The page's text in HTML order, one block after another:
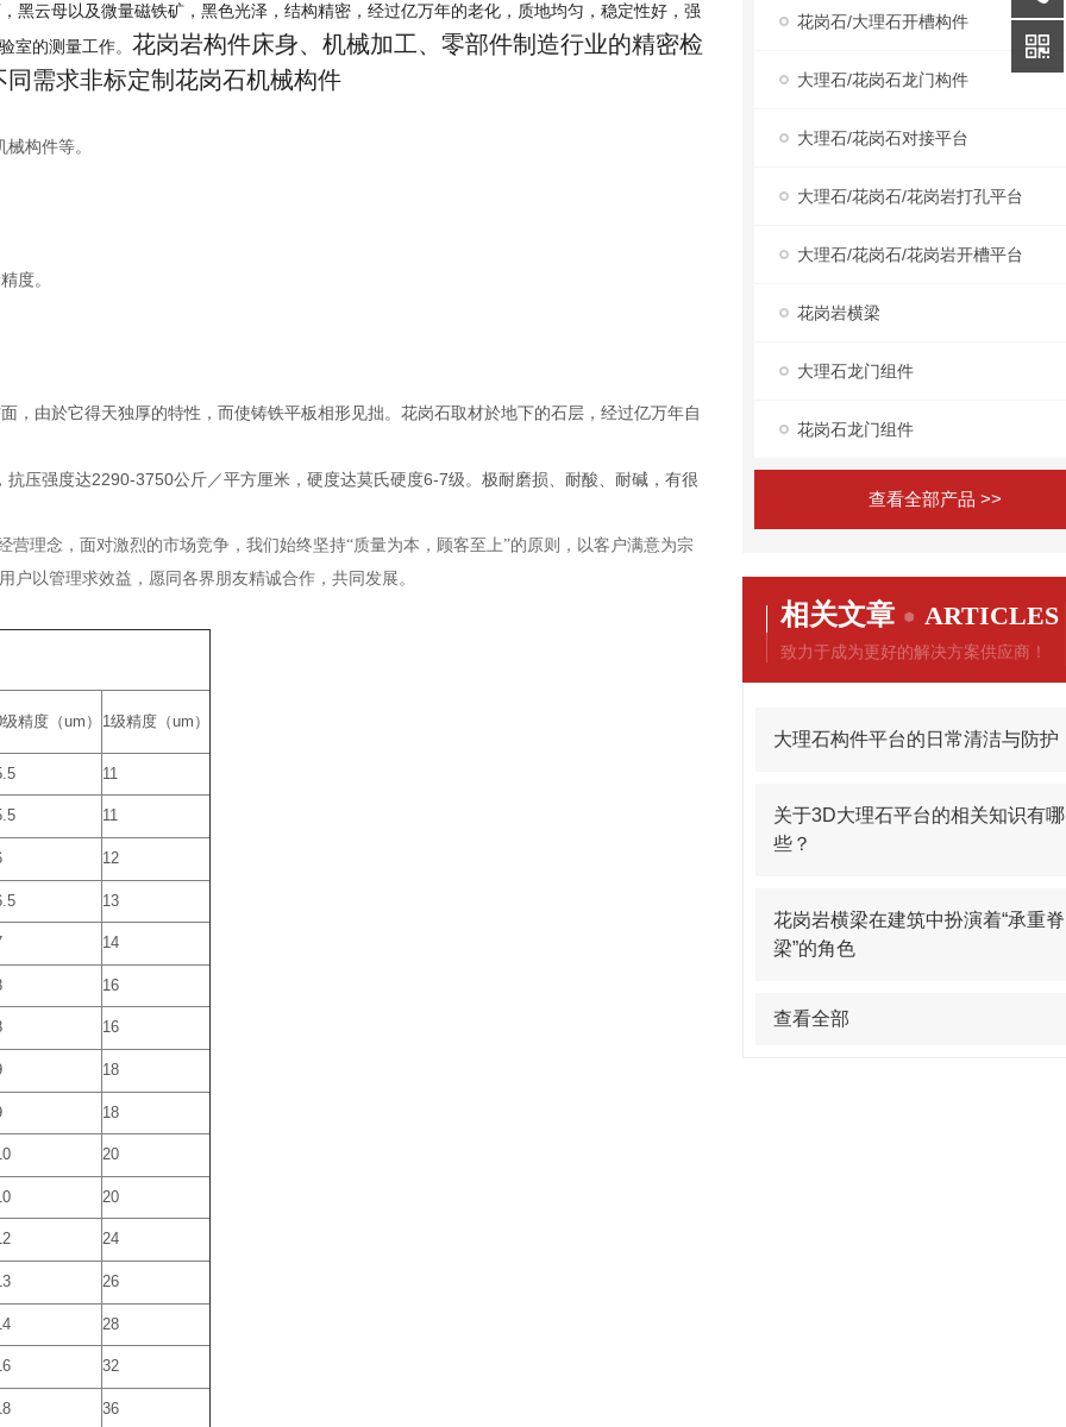
黑云母以及微量磁铁矿，黑色光泽，结构精密，经过亿万年的老化，质地均匀，稳定性好，强
室的测量工作。 花岗岩构件床身、机械加工、零部件制造行业的精密检
需求非标定制花岗石机械构件
构件等。
度。
，由於它得天独厚的特性，而使铸铁平板相形见拙。花岗石取材於地下的石层，经过亿万年自
度达2290-3750公斤／平方厘米，硬度达莫氏硬度6-7级。极耐磨损、耐酸、耐碱，有很
理念，面对激烈的市场竞争，我们始终坚持“质量为本，顾客至上”的原则，以客户满意为宗
以管理求效益，愿同各界朋友精诚合作，共同发展。
精度（um） 1级精度（um）
11
11
12
13
14
16
16
18
18
20
20
24
26
28
32
36
花岗石/大理石开槽构件
大理石/花岗石龙门构件
大理石/花岗石对接平台
大理石/花岗石/花岗岩打孔平台
大理石/花岗石/花岗岩开槽平台
花岗岩横梁
大理石龙门组件
花岗石龙门组件
查看全部产品 >>
相关文章 ARTICLES
致力于成为更好的解决方案供应商！
大理石构件平台的日常清洁与防护
关于3D大理石平台的相关知识有哪
些？
花岗岩横梁在建筑中扮演着“承重脊
梁”的角色
查看全部